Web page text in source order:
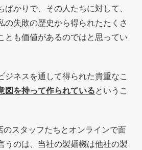
かりで、その人たちに対して、
の失敗の歴史から得られたたくさ
とも価値があるのではと思ってい
ジネスを通して得られた貴重なこ
図を持って作られているというこ
のスタッフたちとオンラインで面
うのは、当社の製麺機は他社の製